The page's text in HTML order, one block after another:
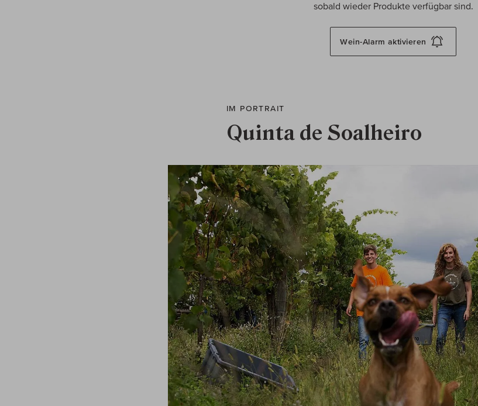
sobald wieder Produkte verfügbar sind.
Wein-Alarm aktivieren
IM PORTRAIT
Quinta de Soalheiro